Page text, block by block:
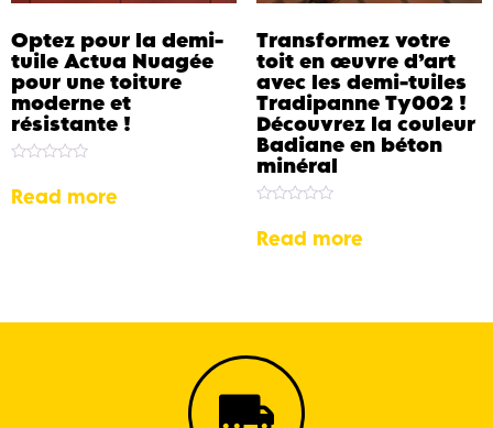
Optez pour la demi-
tuile Actua Nuagée
pour une toiture
moderne et
résistante !
0
out
Read more
Transformez votre
toit en œuvre d’art
avec les demi-tuiles
Tradipanne Ty002 !
Découvrez la couleur
Badiane en béton
minéral
0
out
Read more